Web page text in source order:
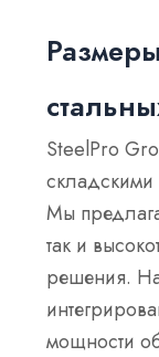
SteelPro
складскими
Мы
так и
решения.
мощности